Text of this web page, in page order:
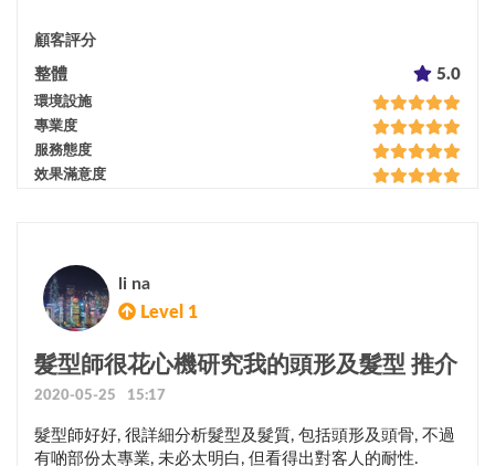
顧客評分
整體 5.0
環境設施
專業度
服務態度
效果滿意度
li na
Level 1
髮型師很花心機研究我的頭形及髮型 推介
2020-05-25 15:17
髮型師好好, 很詳細分析髮型及髮質, 包括頭形及頭骨, 不過
有啲部份太專業, 未必太明白, 但看得出對客人的耐性.